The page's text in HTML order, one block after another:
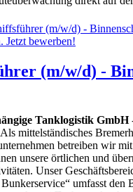
(m/w/d) -
Tanklogistik GmbH
mittelständisches
betreiben wir
unsere örtlichen und
Unser
umfasst den